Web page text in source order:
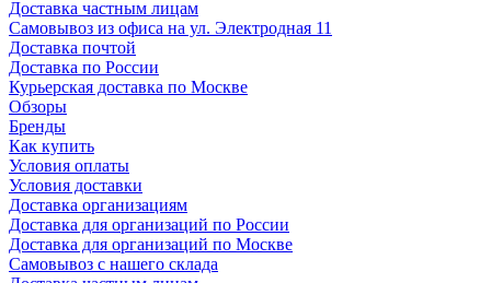
Доставка частным лицам
Самовывоз из офиса на ул. Электродная 11
Доставка почтой
Доставка по России
Курьерская доставка по Москве
Обзоры
Бренды
Как купить
Условия оплаты
Условия доставки
Доставка организациям
Доставка для организаций по России
Доставка для организаций по Москве
Самовывоз с нашего склада